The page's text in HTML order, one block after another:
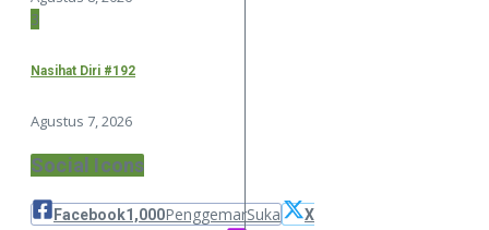
3
Nasihat Diri #192
Agustus 7, 2026
Social Icons
Facebook1,000PenggemarSuka
X